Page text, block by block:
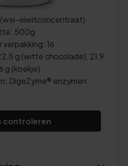
eiwitconcentraat)
500g
16
g (witte chocolade), 21,9
g (koekje)
DigeZyme® enzymen
controleren